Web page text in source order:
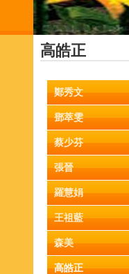
高皓正
鄭秀文
鄧萃雯
蔡少芬
張晉
羅慧娟
王祖藍
森美
高皓正